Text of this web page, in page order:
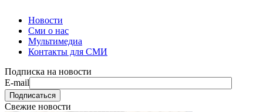
Новости
Сми о нас
Мультимедиа
Контакты для СМИ
Подписка на новости
E-mail
Свежие новости